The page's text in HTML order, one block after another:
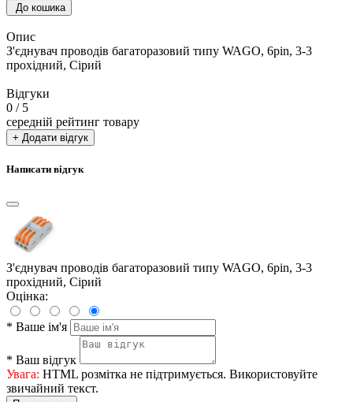
До кошика
Опис
З'єднувач проводів багаторазовий типу WAGO, 6pin, 3-3
прохідний, Сірий
Відгуки
0 / 5
середній рейтинг товару
+ Додати відгук
Написати відгук
З'єднувач проводів багаторазовий типу WAGO, 6pin, 3-3
прохідний, Сірий
Оцінка:
* Ваше ім'я
* Ваш відгук
Увага: HTML розмітка не підтримується. Використовуйте
звичайний текст.